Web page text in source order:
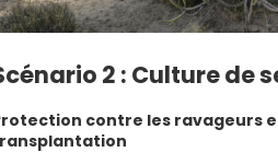
2 : Culture de
contre les ravageurs